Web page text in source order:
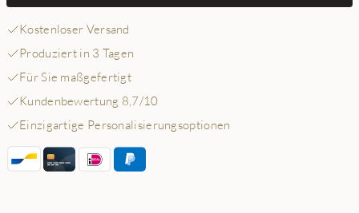
Kostenloser Versand
Produziert in 3 Tagen
Für Sie maßgefertigt
Kundenbewertung 8,7/10
Einzigartige Personalisierungsoptionen